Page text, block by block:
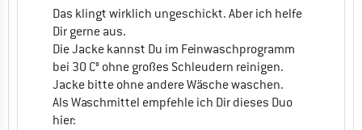
Das klingt wirklich ungeschickt. Aber ich helfe
Dir gerne aus.
Die Jacke kannst Du im Feinwaschprogramm
bei 30 C° ohne großes Schleudern reinigen.
Jacke bitte ohne andere Wäsche waschen.
Als Waschmittel empfehle ich Dir dieses Duo
hier: